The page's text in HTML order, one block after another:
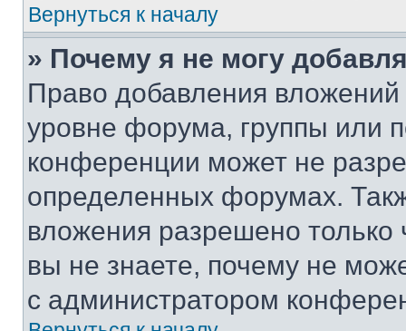
Вернуться к началу
» Почему я не могу
Право добавления
уровне форума, группы или
конференции может не
определенных форумах.
вложения разрешено
вы не знаете, почему не
с администратором